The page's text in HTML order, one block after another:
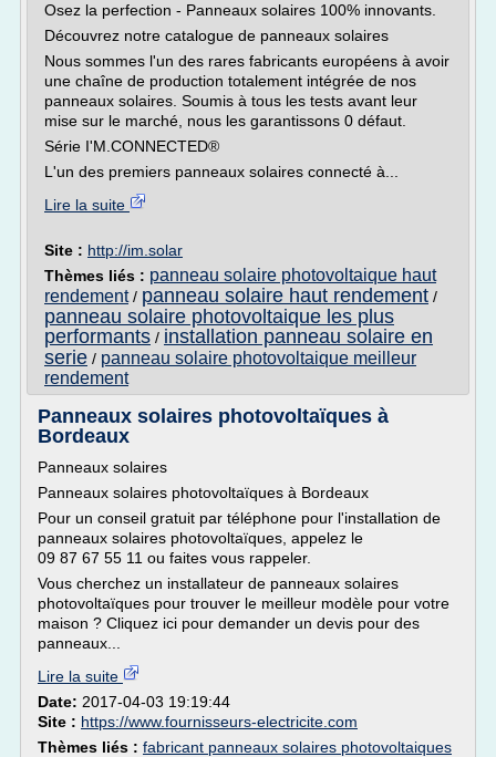
Osez la perfection - Panneaux solaires 100% innovants.
Découvrez notre catalogue de panneaux solaires
Nous sommes l'un des rares fabricants européens à avoir
une chaîne de production totalement intégrée de nos
panneaux solaires. Soumis à tous les tests avant leur
mise sur le marché, nous les garantissons 0 défaut.
Série I'M.CONNECTED®
L'un des premiers panneaux solaires connecté à...
Lire la suite
Site : http://im.solar
Thèmes liés : panneau solaire photovoltaique haut
rendement/ panneau solaire haut rendement /
panneau solaire photovoltaique les plus
performants / installation panneau solaire en
serie / panneau solaire photovoltaique meilleur
rendement
Panneaux solaires photovoltaïques à
Bordeaux
Panneaux solaires
Panneaux solaires photovoltaïques à Bordeaux
Pour un conseil gratuit par téléphone pour l'installation de
panneaux solaires photovoltaïques, appelez le
09 87 67 55 11 ou faites vous rappeler.
Vous cherchez un installateur de panneaux solaires
photovoltaïques pour trouver le meilleur modèle pour votre
maison ? Cliquez ici pour demander un devis pour des
panneaux...
Lire la suite
Date: 2017-04-03 19:19:44
Site : https://www.fournisseurs-electricite.com
Thèmes liés : fabricant panneaux solaires photovoltaiques